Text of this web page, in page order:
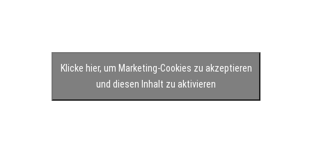
Klicke hier, um Marketing-Cookies zu akzeptieren
und diesen Inhalt zu aktivieren